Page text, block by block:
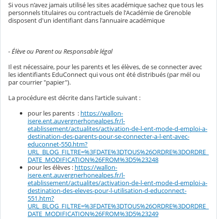
Si vous n’avez jamais utilisé les sites académique sachez que tous les
personnels titulaires ou contractuels de l'Académie de Grenoble
disposent d'un identifiant dans l'annuaire académique
- Élève ou Parent ou Responsable légal
Il est nécessaire, pour les parents et les élèves, de se connecter avec
les identifiants EduConnect qui vous ont été distribués (par mél ou
par courrier "papier").
La procédure est décrite dans l'article suivant :
pour les parents : https://wallon-
isere.ent.auvergnerhonealpes.fr/l-
etablissement/actualites/activation-de-l-ent-mode-d-emploi-a-
destination-des-parents-pour-se-connecter-a-l-ent-avec-
educonnet-550.htm?
URL_BLOG_FILTRE=%3FDATE%3DTOUS%26ORDRE%3DORDRE_
DATE_MODIFICATION%26FROM%3D5%23248
pour les élèves : https://wallon-
isere.ent.auvergnerhonealpes.fr/l-
etablissement/actualites/activation-de-l-ent-mode-d-emploi-a-
destination-des-eleves-pour-l-utilisation-d-educonnect-
551.htm?
URL_BLOG_FILTRE=%3FDATE%3DTOUS%26ORDRE%3DORDRE_
DATE_MODIFICATION%26FROM%3D5%23249